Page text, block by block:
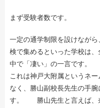
まず受験者数です。
一定の通学制限を設けなが
検で集めるといった学校は
中で「凄い」の一言です。
これは神戸大附属というネ
なく、勝山副校長先生の手
す。 勝山先生と言えば、